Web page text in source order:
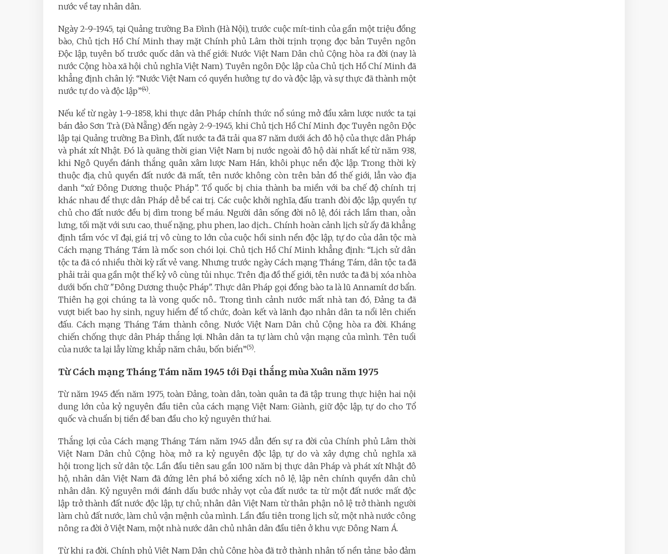
nước về tay nhân dân.
Ngày 2-9-1945, tại Quảng trường Ba Đình (Hà Nội), trước cuộc mít-tinh của gần một triệu đồng
bào, Chủ tịch Hồ Chí Minh thay mặt Chính phủ Lâm thời trịnh trọng đọc bản Tuyên ngôn
Độc lập, tuyên bố trước quốc dân và thế giới: Nước Việt Nam Dân chủ Cộng hòa ra đời (nay là
nước Cộng hòa xã hội chủ nghĩa Việt Nam). Tuyên ngôn Độc lập của Chủ tịch Hồ Chí Minh đã
khẳng định chân lý: “Nước Việt Nam có quyền hưởng tự do và độc lập, và sự thực đã thành một
nước tự do và độc lập”(4).
Nếu kể từ ngày 1-9-1858, khi thực dân Pháp chính thức nổ súng mở đầu xâm lược nước ta tại
bán đảo Sơn Trà (Đà Nẵng) đến ngày 2-9-1945, khi Chủ tịch Hồ Chí Minh đọc Tuyên ngôn Độc
lập tại Quảng trường Ba Đình, đất nước ta đã trải qua 87 năm dưới ách đô hộ của thực dân Pháp
và phát xít Nhật. Đó là quãng thời gian Việt Nam bị nước ngoài đô hộ dài nhất kể từ năm 938,
khi Ngô Quyền đánh thắng quân xâm lược Nam Hán, khôi phục nền độc lập. Trong thời kỳ
thuộc địa, chủ quyền đất nước đã mất, tên nước không còn trên bản đồ thế giới, lẫn vào địa
danh “xứ Đông Dương thuộc Pháp”. Tổ quốc bị chia thành ba miền với ba chế độ chính trị
khác nhau để thực dân Pháp dễ bề cai trị. Các cuộc khởi nghĩa, đấu tranh đòi độc lập, quyền tự
chủ cho đất nước đều bị dìm trong bể máu. Người dân sống đời nô lệ, đói rách lầm than, oằn
lưng, tối mặt với sưu cao, thuế nặng, phu phen, lao dịch... Chính hoàn cảnh lịch sử ấy đã khẳng
định tầm vóc vĩ đại, giá trị vô cùng to lớn của cuộc hồi sinh nền độc lập, tự do của dân tộc mà
Cách mạng Tháng Tám là mốc son chói lọi. Chủ tịch Hồ Chí Minh khẳng định: “Lịch sử dân
tộc ta đã có nhiều thời kỳ rất vẻ vang. Nhưng trước ngày Cách mạng Tháng Tám, dân tộc ta đã
phải trải qua gần một thế kỷ vô cùng tủi nhục. Trên địa đồ thế giới, tên nước ta đã bị xóa nhòa
dưới bốn chữ "Đông Dương thuộc Pháp". Thực dân Pháp gọi đồng bào ta là lũ Annamít dơ bẩn.
Thiên hạ gọi chúng ta là vong quốc nô... Trong tình cảnh nước mất nhà tan đó, Đảng ta đã
vượt biết bao hy sinh, nguy hiểm để tổ chức, đoàn kết và lãnh đạo nhân dân ta nổi lên chiến
đấu. Cách mạng Tháng Tám thành công. Nước Việt Nam Dân chủ Cộng hòa ra đời. Kháng
chiến chống thực dân Pháp thắng lợi. Nhân dân ta tự làm chủ vận mạng của mình. Tên tuổi
của nước ta lại lẫy lừng khắp năm châu, bốn biển”(5).
Từ Cách mạng Tháng Tám năm 1945 tới Đại thắng mùa Xuân năm 1975
Từ năm 1945 đến năm 1975, toàn Đảng, toàn dân, toàn quân ta đã tập trung thực hiện hai nội
dung lớn của kỷ nguyên đầu tiên của cách mạng Việt Nam: Giành, giữ độc lập, tự do cho Tổ
quốc và chuẩn bị tiền đề ban đầu cho kỷ nguyên thứ hai.
Thắng lợi của Cách mạng Tháng Tám năm 1945 dẫn đến sự ra đời của Chính phủ Lâm thời
Việt Nam Dân chủ Cộng hòa; mở ra kỷ nguyên độc lập, tự do và xây dựng chủ nghĩa xã
hội trong lịch sử dân tộc. Lần đầu tiên sau gần 100 năm bị thực dân Pháp và phát xít Nhật đô
hộ, nhân dân Việt Nam đã đứng lên phá bỏ xiềng xích nô lệ, lập nên chính quyền dân chủ
nhân dân. Kỷ nguyên mới đánh dấu bước nhảy vọt của đất nước ta: từ một đất nước mất độc
lập trở thành đất nước độc lập, tự chủ; nhân dân Việt Nam từ thân phận nô lệ trở thành người
làm chủ đất nước, làm chủ vận mệnh của mình. Lần đầu tiên trong lịch sử, một nhà nước công
nông ra đời ở Việt Nam, một nhà nước dân chủ nhân dân đầu tiên ở khu vực Đông Nam Á.
Từ khi ra đời, Chính phủ Việt Nam Dân chủ Cộng hòa đã trở thành nhân tố nền tảng bảo đảm